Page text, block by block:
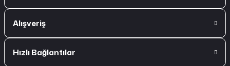
Alışveriş
Hızlı Bağlantılar